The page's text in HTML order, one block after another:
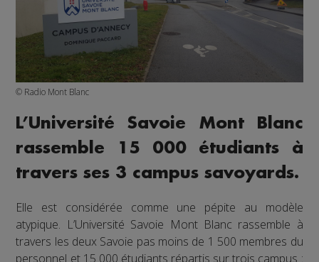
© Radio Mont Blanc
L’Université Savoie Mont Blanc
rassemble 15 000 étudiants à
travers ses 3 campus savoyards.
Elle est considérée comme une pépite au modèle
atypique. L’Université Savoie Mont Blanc rassemble à
travers les deux Savoie pas moins de 1 500 membres du
personnel et 15 000 étudiants répartis sur trois campus :